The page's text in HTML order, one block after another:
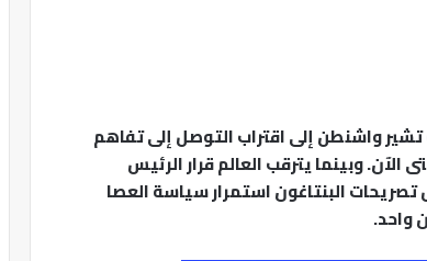
واشنطن إلى اقتراب التوصل إلى تفاهم
وبينما يترقب العالم قرار الرئيس
البنتاغون استمرار سياسة العصا
واحد.